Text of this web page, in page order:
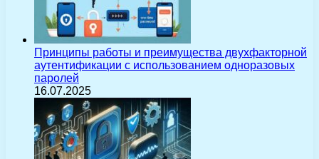
Принципы работы и преимущества двухфакторной
аутентификации с использованием одноразовых
паролей
16.07.2025